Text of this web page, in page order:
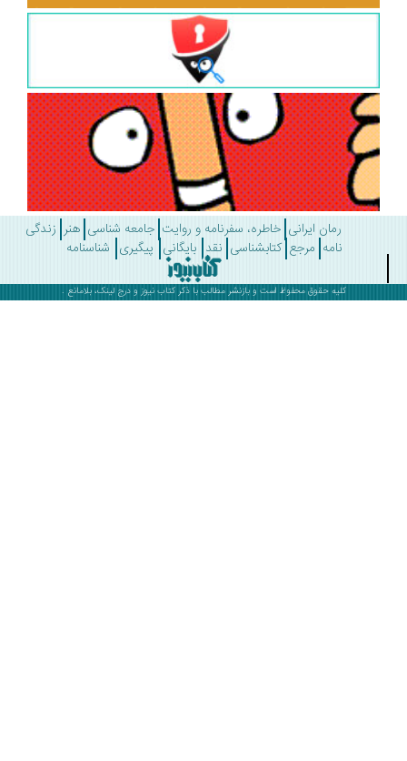
رمان ایرانی خاطره، سفرنامه و روایت جامعه شناسی هنر زندگی
مرجع کتابشناسی نقد بایگانی پیگیری شناسنامه
کلیه حقوق محفوظ است و بازنشر مطالب با ذکرکتاب نیوزو درج لینک، بلامانع .